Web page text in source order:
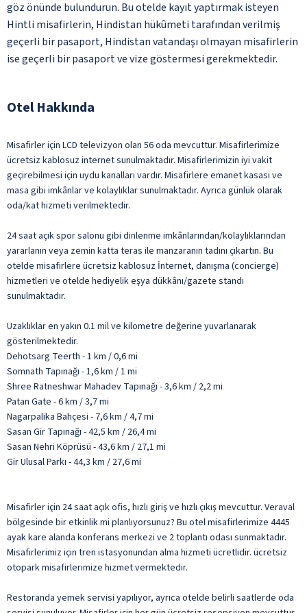
göz önünde bulundurun. Bu otelde kayıt yaptırmak isteyen
Hintli misafirlerin, Hindistan hükûmeti tarafından verilmiş
geçerli bir pasaport, Hindistan vatandaşı olmayan misafirlerin
ise geçerli bir pasaport ve vize göstermesi gerekmektedir.
Otel Hakkında
Misafirler için LCD televizyon olan 56 oda mevcuttur. Misafirlerimize
ücretsiz kablosuz internet sunulmaktadır. Misafirlerimizin iyi vakit
geçirebilmesi için uydu kanalları vardır. Misafirlere emanet kasası ve
masa gibi imkânlar ve kolaylıklar sunulmaktadır. Ayrıca günlük olarak
oda/kat hizmeti verilmektedir.
24 saat açık spor salonu gibi dinlenme imkânlarından/kolaylıklarından
yararlanın veya zemin katta teras ile manzaranın tadını çıkartın. Bu
otelde misafirlere ücretsiz kablosuz İnternet, danışma (concierge)
hizmetleri ve otelde hediyelik eşya dükkânı/gazete standı
sunulmaktadır.
Uzaklıklar en yakın 0.1 mil ve kilometre değerine yuvarlanarak
gösterilmektedir.
Dehotsarg Teerth - 1 km / 0,6 mi
Somnath Tapınağı - 1,6 km / 1 mi
Shree Ratneshwar Mahadev Tapınağı - 3,6 km / 2,2 mi
Patan Gate - 6 km / 3,7 mi
Nagarpalika Bahçesi - 7,6 km / 4,7 mi
Sasan Gir Tapınağı - 42,5 km / 26,4 mi
Sasan Nehri Köprüsü - 43,6 km / 27,1 mi
Gir Ulusal Parkı - 44,3 km / 27,6 mi
Misafirler için 24 saat açık ofis, hızlı giriş ve hızlı çıkış mevcuttur. Veraval
bölgesinde bir etkinlik mi planlıyorsunuz? Bu otel misafirlerimize 4445
ayak kare alanda konferans merkezi ve 2 toplantı odası sunmaktadır.
Misafirlerimiz için tren istasyonundan alma hizmeti ücretlidir. ücretsiz
otopark misafirlerimize hizmet vermektedir.
Restoranda yemek servisi yapılıyor, ayrıca otelde belirli saatlerde oda